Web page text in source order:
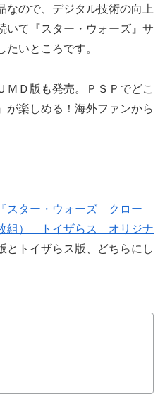
なので、デジタル技術の向上
いて『スター・ウォーズ』サ
いところです。
Ｄ版も発売。ＰＳＰでどこ
が楽しめる！海外ファンから
『スター・ウォーズ クロー
組） トイザらス オリジナ
とトイザらス版、どちらにし